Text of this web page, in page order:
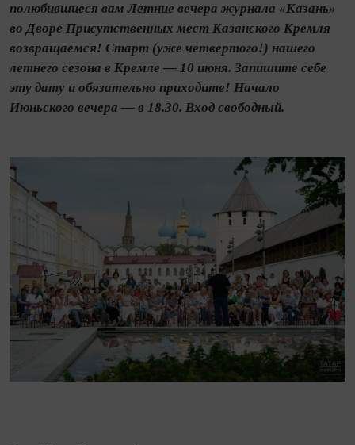
полюбившиеся вам Летние вечера журнала «Казань»
во Дворе Присутственных мест Казанского Кремля
возвращаемся! Старт (уже четвертого!) нашего
летнего сезона в Кремле — 10 июня. Запишите себе
эту дату и обязательно приходите! Начало
Июньского вечера — в 18.30. Вход свободный.